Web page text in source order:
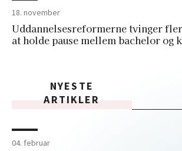
18. november
Uddannelsesreformerne tvinger
at holde pause mellem bachelor og
NYESTE
ARTIKLER
04. februar